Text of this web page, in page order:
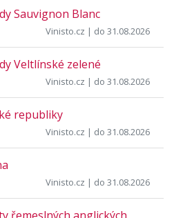
Sauvignon Blanc
Vinisto.cz | do 31.08.2026
Veltlínské zelené
Vinisto.cz | do 31.08.2026
republiky
Vinisto.cz | do 31.08.2026
Vinisto.cz | do 31.08.2026